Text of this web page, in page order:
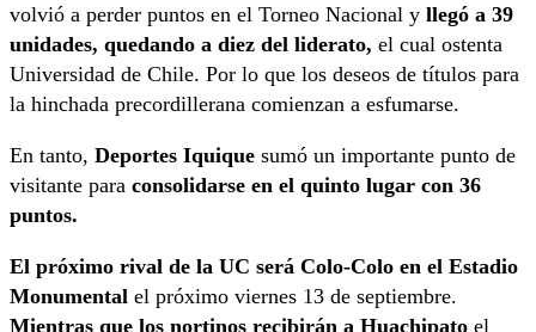
volvió a perder puntos en el Torneo Nacional y llegó a 39
unidades, quedando a diez del liderato, el cual ostenta
Universidad de Chile. Por lo que los deseos de títulos para
la hinchada precordillerana comienzan a esfumarse.
En tanto, Deportes Iquique sumó un importante punto de
visitante para consolidarse en el quinto lugar con 36
puntos.
El próximo rival de la UC será Colo-Colo en el Estadio
Monumental el próximo viernes 13 de septiembre.
Mientras que los nortinos recibirán a Huachipato el